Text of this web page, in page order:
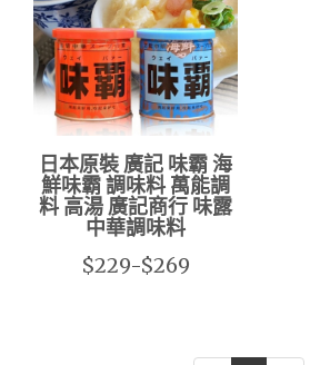
日本原裝 廣記 味霸 海
鮮味霸 調味料 萬能調
料 高湯 廣記商行 味露
中華調味料
$229-$269